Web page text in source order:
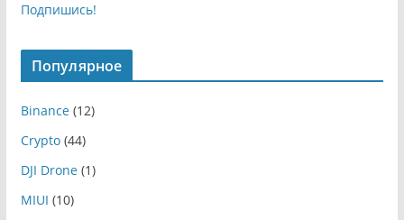
Подпишись!
Популярное
Binance(12)
Crypto(44)
DJI Drone(1)
MIUI (10)